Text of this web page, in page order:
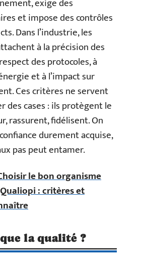
exige des
et impose des contrôles
Dans l’industrie, les
à la précision des
des protocoles, à
et à l’impact sur
Ces critères ne servent
des cases : ils protègent le
rassurent, fidélisent. On
durement acquise,
pas peut entamer.
le bon organisme
: critères et
que la qualité ?